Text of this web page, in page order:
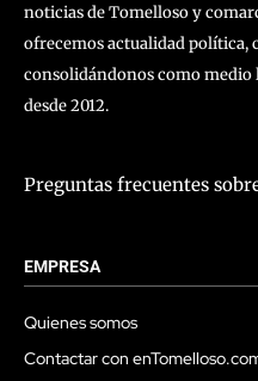
noticias de Tomelloso y
ofrecemos actualidad política,
consolidándonos como medio
desde 2012.
Preguntas frecuentes
EMPRESA
Quienes somos
Contactar con